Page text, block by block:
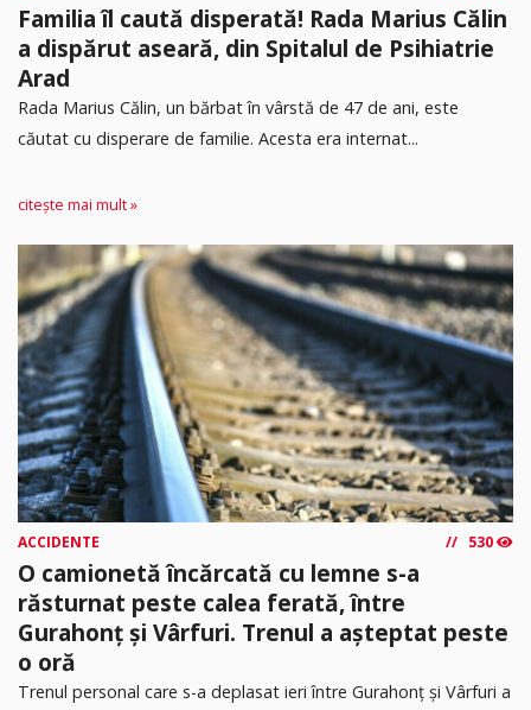
Familia îl caută disperată! Rada Marius Călin
a dispărut aseară, din Spitalul de Psihiatrie
Arad
Rada Marius Călin, un bărbat în vârstă de 47 de ani, este
căutat cu disperare de familie. Acesta era internat...
citește mai mult »
ACCIDENTE 530
O camionetă încărcată cu lemne s-a
răsturnat peste calea ferată, între
Gurahonț și Vârfuri. Trenul a așteptat peste
o oră
Trenul personal care s-a deplasat ieri între Gurahonț și Vârfuri a